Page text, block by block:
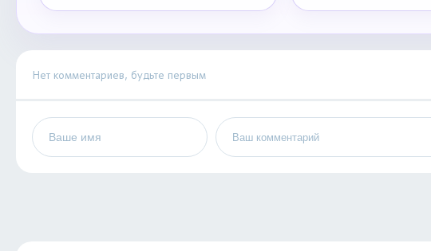
Нет комментариев, будьте первым